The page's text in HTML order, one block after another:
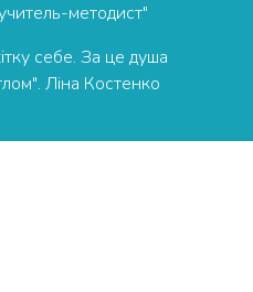
методист"
себе. За це душа
Ліна Костенко